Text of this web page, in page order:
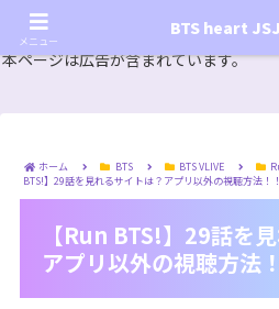
『In the SOOP BTS ver.』シーズン2放送決定！いつか
方法は？【In the SOOP BTS
本ページは広告が含まれています。
ホーム BTS BTS VLIVE
BTS!】29話を見れるサイトは？アプリ以外の視聴方法！！
【Run BTS!】29話を
アプリ以外の視聴方法
メニュー
BTS heart